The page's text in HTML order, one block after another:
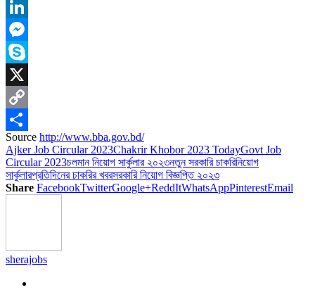
Reddit
LinkedIn
Messenger
Skype
X
Copy
Link
Share
Source http://www.bba.gov.bd/
Ajker Job Circular 2023Chakrir Khobor 2023 TodayGovt Job
Circular 2023চলমান নিয়োগ সার্কুলার ২০২৩নতুন সরকারি চাকরিনিয়োগ
সার্কুলারপ্রতিদিনের চাকরির খবরসরকারি নিয়োগ বিজ্ঞপ্তি ২০২৩
Share FacebookTwitterGoogle+ReddItWhatsAppPinterestEmail
sherajobs